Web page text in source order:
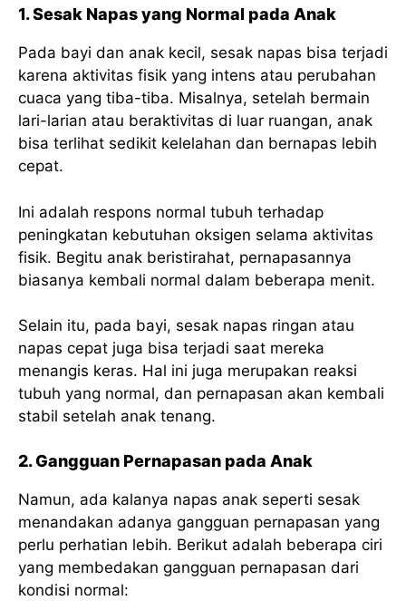
1. Sesak Napas yang Normal pada Anak
Pada bayi dan anak kecil, sesak napas bisa terjadi
karena aktivitas fisik yang intens atau perubahan
cuaca yang tiba-tiba. Misalnya, setelah bermain
lari-larian atau beraktivitas di luar ruangan, anak
bisa terlihat sedikit kelelahan dan bernapas lebih
cepat.
Ini adalah respons normal tubuh terhadap
peningkatan kebutuhan oksigen selama aktivitas
fisik. Begitu anak beristirahat, pernapasannya
biasanya kembali normal dalam beberapa menit.
Selain itu, pada bayi, sesak napas ringan atau
napas cepat juga bisa terjadi saat mereka
menangis keras. Hal ini juga merupakan reaksi
tubuh yang normal, dan pernapasan akan kembali
stabil setelah anak tenang.
2. Gangguan Pernapasan pada Anak
Namun, ada kalanya napas anak seperti sesak
menandakan adanya gangguan pernapasan yang
perlu perhatian lebih. Berikut adalah beberapa ciri
yang membedakan gangguan pernapasan dari
kondisi normal: